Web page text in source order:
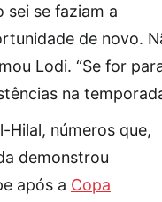
sei se faziam a
de novo.
Lodi. “Se for
na
Hilal, números que,
demonstrou
após a Copa